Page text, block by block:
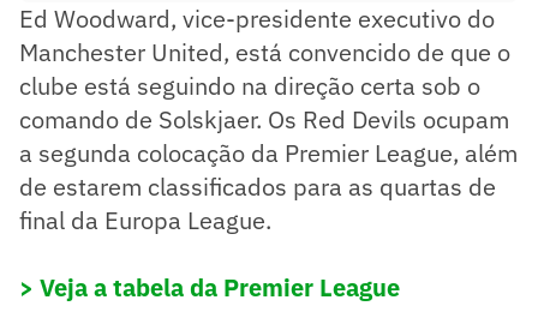
Ed Woodward, vice-presidente executivo do
Manchester United, está convencido de que o
clube está seguindo na direção certa sob o
comando de Solskjaer. Os Red Devils ocupam
a segunda colocação da Premier League, além
de estarem classificados para as quartas de
final da Europa League.
> Veja a tabela da Premier League